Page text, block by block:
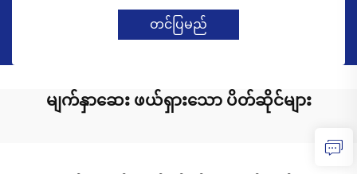
တင်ပြမည်
မျက်နှာဆေး ဖယ်ရှားသော ပိတ်ဆိုင်များ